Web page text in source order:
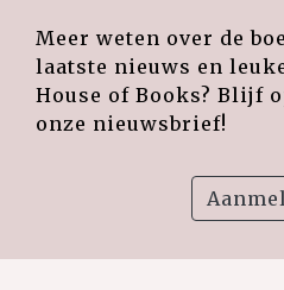
Meer weten over de
laatste nieuws en
House of Books? Blijf
onze nieuwsbrief!